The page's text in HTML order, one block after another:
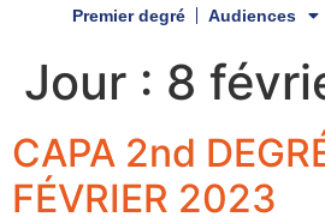
Premier degré
Audiences
Jour : 8
CAPA 2nd
FÉVRIER 2023